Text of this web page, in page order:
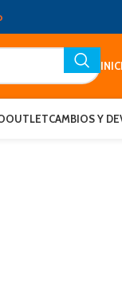
OUTLETCAMBIOS Y